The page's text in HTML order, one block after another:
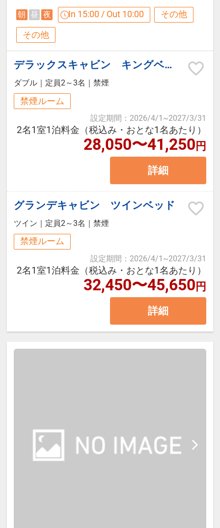
ラダミモザ風/コーンドレッシング
【スープ】
紅富士マスと富士マッシュルームの
ブイヤベース
御殿場玉子と丹那牛乳の自家製プリ
ン
＊メニュー内容は、仕入れ状況によ
り変わることがございます。
※季節や仕入れ状況により内容が変
わることがございます。
■お食事開始時間
17：30～18：00にスタッフが客室
にお届けいたします。
※17：00までにはチェックインして
いただきますようご協力お願いしま
■お食事終了時間
＜20：30までラストオーダー19：
【ご朝食】
山の朝食はヘルシーなコンチネンタ
ル・ブレックファーストスタイルに
ご用意しました！
早割30適用で大人「１,６５０円割
引」で早い予約がお得！
※掲載金額は割引後の料金となりま
小田急オリジナルプラン（プライベ
ートBBQスタイルグレードアッププ
・箱根小涌園ユネッサン入場券付
（ご宿泊の当日及び翌日利用）
・御殿場プレミアムアウトレットク
ーポンシート進呈（藤乃煌フロント
にて進呈）
＜グレードアップ内容＞
・夕食時、オードブル・スープ・デ
ザートをご用意いたします。
藤乃煌がご用意するBBQスタイル
は、シェフが下ごしらえしたBBQ食
備、器具の使い方・調理の仕方のマ
ニュアルをご用意しておりますの
で、安心して自由なBBQをお楽しみ
朝 昼 夜 In 15:00 / Out 10:00 その他
その他
デラックスキャビン キングベッド
ダブル｜ 定員2～3名 禁煙
禁煙ルーム
設定期間 ： 2026/4/1 ~2027/3/31
2名1室1泊料金（税込み・おとな1名あたり）
28,050〜41,250円
詳細
グランデキャビン ツインベッド
ツイン ｜ 定員2～3名 ｜ 禁煙
禁煙ルーム
設定期間 ： 2026/4/1 ~2027/3/31
2名1室1泊料金（税込み・おとな1名あたり）
32,450〜45,650円
詳細